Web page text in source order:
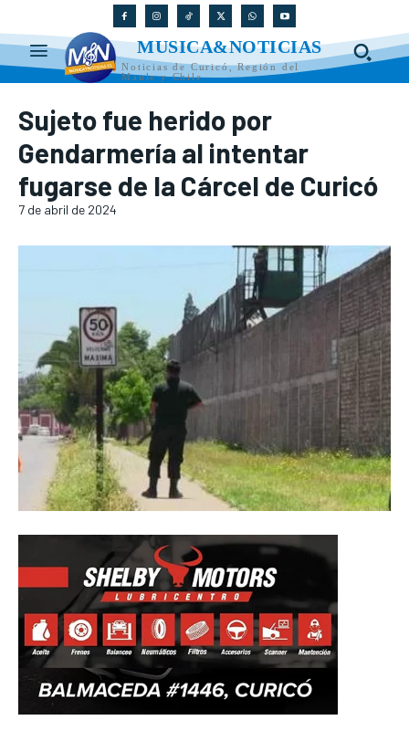
MUSICA&NOTICIAS
Noticias de Curicó, Región del
Maule y Chile
Sujeto fue herido por
Gendarmería al intentar
fugarse de la Cárcel de Curicó
7 de abril de 2024